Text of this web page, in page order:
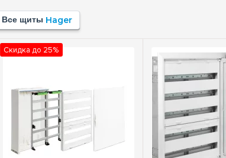
Все щиты Hager
Скидка до 25%
(+4) 288